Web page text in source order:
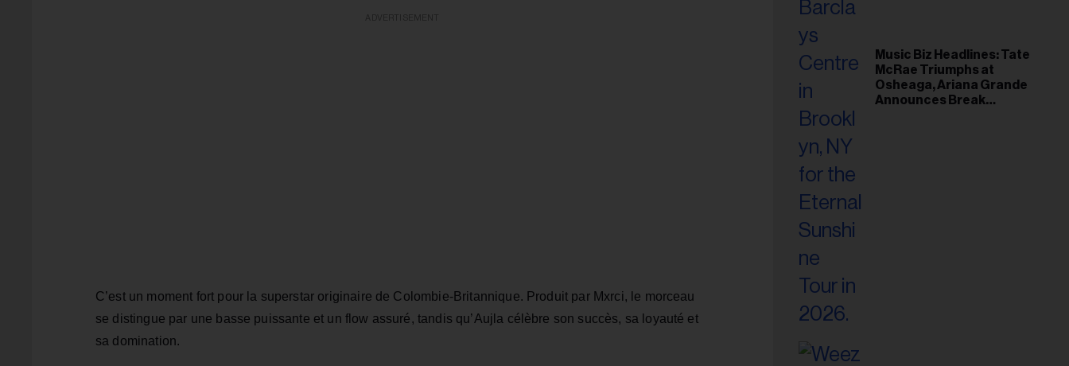
C’est un moment fort pour la superstar originaire de Colombie-Britannique. Produit par Mxrci, le morceau
se distingue par une basse puissante et un flow assuré, tandis qu’Aujla célèbre son succès, sa loyauté et
sa domination.
Music Biz Headlines: Tate
McRae Triumphs at
Osheaga, Ariana Grande
Announces Break